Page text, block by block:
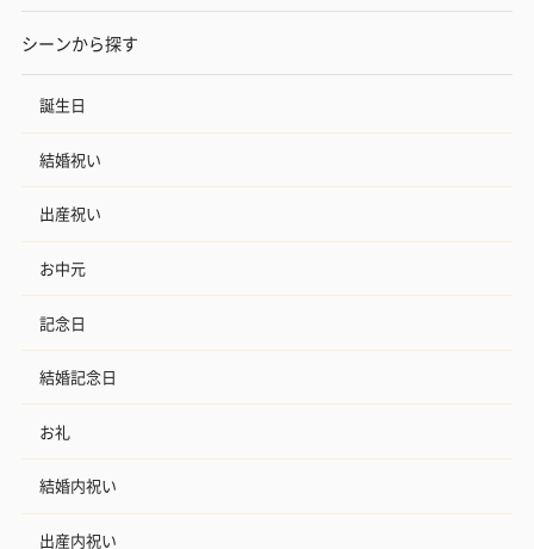
シーンから探す
誕生日
結婚祝い
出産祝い
お中元
記念日
結婚記念日
お礼
結婚内祝い
出産内祝い